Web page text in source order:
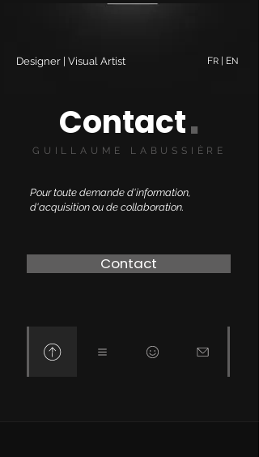
Designer | Visual Artist FR | EN
.
Contact
GUILLAUME LABUSSIÈRE
Pour toute demande d'information,
d'acquisition ou de collaboration.
Contact